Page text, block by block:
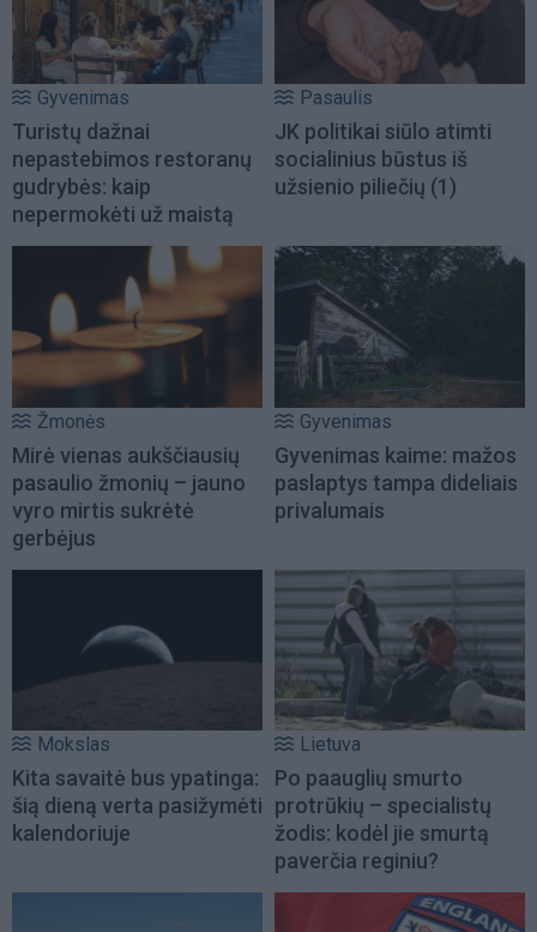
Gyvenimas
Turistų dažnai
nepastebimos restoranų
gudrybės: kaip
nepermokėti už maistą
Pasaulis
JK politikai siūlo atimti
socialinius būstus iš
užsienio piliečių (1)
Žmonės
Mirė vienas aukščiausių
pasaulio žmonių – jauno
vyro mirtis sukrėtė
gerbėjus
Gyvenimas
Gyvenimas kaime: mažos
paslaptys tampa dideliais
privalumais
Mokslas
Kita savaitė bus ypatinga:
šią dieną verta pasižymėti
kalendoriuje
Lietuva
Po paauglių smurto
protrūkių – specialistų
žodis: kodėl jie smurtą
paverčia reginiu?